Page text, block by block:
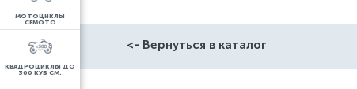
МОТОЦИКЛЫ
CFMOTO
КВАДРОЦИКЛЫ ДО
300 КУБ СМ.
<- Вернуться в каталог